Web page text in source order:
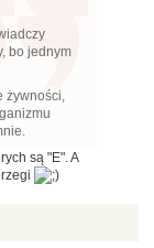
bo jednym
żywności,
są "E". A